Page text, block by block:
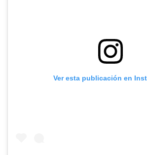
Ver esta publicación en